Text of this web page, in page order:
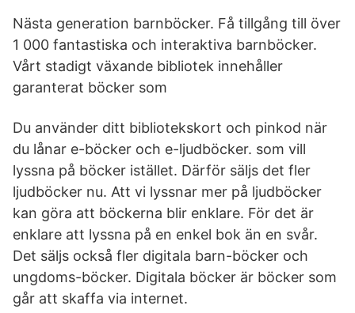
Nästa generation barnböcker. Få tillgång till över
1 000 fantastiska och interaktiva barnböcker.
Vårt stadigt växande bibliotek innehåller
garanterat böcker som
Du använder ditt bibliotekskort och pinkod när
du lånar e-böcker och e-ljudböcker. som vill
lyssna på böcker istället. Därför säljs det fler
ljudböcker nu. Att vi lyssnar mer på ljudböcker
kan göra att böckerna blir enklare. För det är
enklare att lyssna på en enkel bok än en svår.
Det säljs också fler digitala barn-böcker och
ungdoms-böcker. Digitala böcker är böcker som
går att skaffa via internet.